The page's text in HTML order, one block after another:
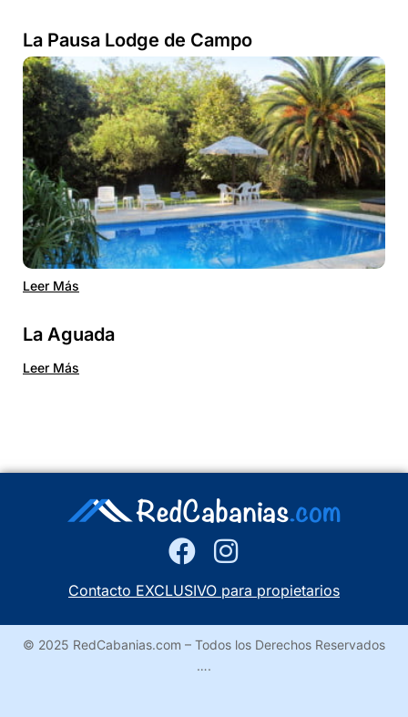
La Pausa Lodge de Campo
Leer Más
La Aguada
Leer Más
Contacto EXCLUSIVO para propietarios
© 2025 RedCabanias.com – Todos los Derechos Reservados
….